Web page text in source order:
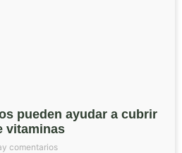
pueden ayudar a cubrir
vitaminas
comentarios